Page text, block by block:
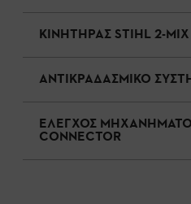
ΚΙΝΗΤΗΡΑΣ STIHL 2-MIX
ΑΝΤΙΚΡΑΔΑΣΜΙΚΟ
ΕΛΕΓΧΟΣ
CONNECTOR